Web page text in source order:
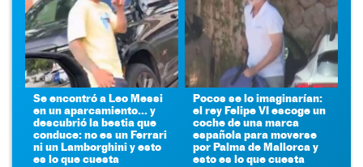
Se encontró a Leo Messi
en un aparcamiento... y
descubrió la bestia que
conduce: no es un Ferrari
ni un Lamborghini y esto
es lo que cuesta
Pocos se lo imaginarían:
el rey Felipe VI escoge un
coche de una marca
española para moverse
por Palma de Mallorca y
esto es lo que cuesta